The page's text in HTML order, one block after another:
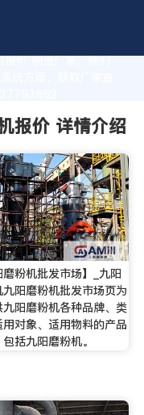
报价 制造厂家，我们
统方案。获取厂家直
报价 详情介绍
磨粉机批发市场】_九阳
九阳磨粉机批发市场页为
九阳磨粉机各种品牌、类
用对象、适用物料的产品
括九阳磨粉机。